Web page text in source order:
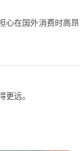
心在国外消费时高昂
远。